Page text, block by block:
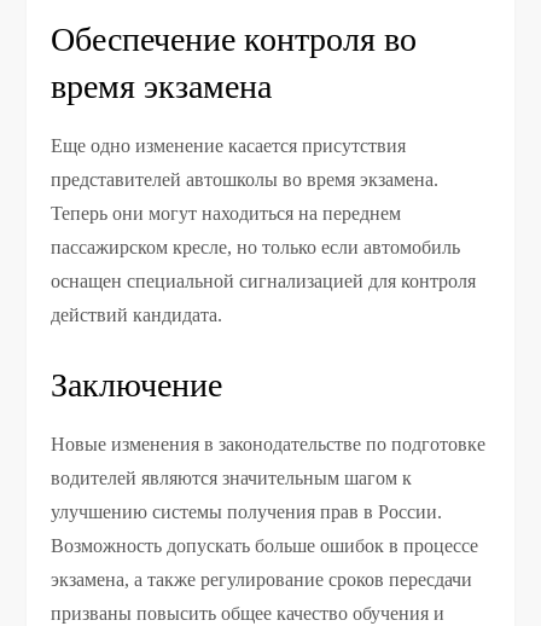
Обеспечение контроля во
время экзамена
Еще одно изменение касается присутствия
представителей автошколы во время экзамена.
Теперь они могут находиться на переднем
пассажирском кресле, но только если автомобиль
оснащен специальной сигнализацией для контроля
действий кандидата.
Заключение
Новые изменения в законодательстве по подготовке
водителей являются значительным шагом к
улучшению системы получения прав в России.
Возможность допускать больше ошибок в процессе
экзамена, а также регулирование сроков пересдачи
призваны повысить общее качество обучения и